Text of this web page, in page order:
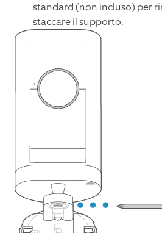
standard (non incluso) per
staccare il supporto.